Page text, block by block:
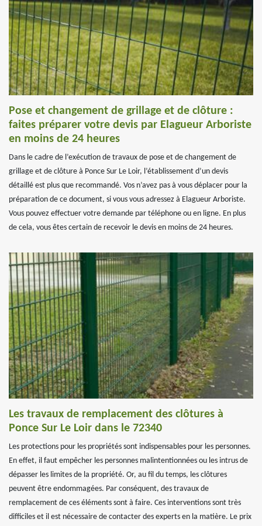
Pose et changement de grillage et de clôture :
faites préparer votre devis par Elagueur Arboriste
en moins de 24 heures
Dans le cadre de l’exécution de travaux de pose et de changement de
grillage et de clôture à Ponce Sur Le Loir, l’établissement d’un devis
détaillé est plus que recommandé. Vos n’avez pas à vous déplacer pour la
préparation de ce document, si vous vous adressez à Elagueur Arboriste.
Vous pouvez effectuer votre demande par téléphone ou en ligne. En plus
de cela, vous êtes certain de recevoir le devis en moins de 24 heures.
Les travaux de remplacement des clôtures à
Ponce Sur Le Loir dans le 72340
Les protections pour les propriétés sont indispensables pour les personnes.
En effet, il faut empêcher les personnes malintentionnées ou les intrus de
dépasser les limites de la propriété. Or, au fil du temps, les clôtures
peuvent être endommagées. Par conséquent, des travaux de
remplacement de ces éléments sont à faire. Ces interventions sont très
difficiles et il est nécessaire de contacter des experts en la matière. Le prix